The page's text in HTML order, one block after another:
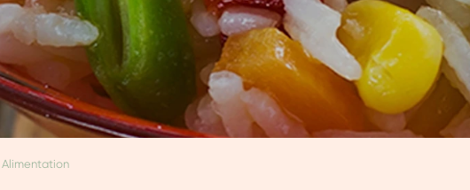
Alimentation